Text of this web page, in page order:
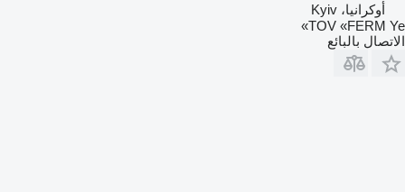
أوكرانيا، Kyiv
TOV «FERM Ye»
الاتصال بالبائع